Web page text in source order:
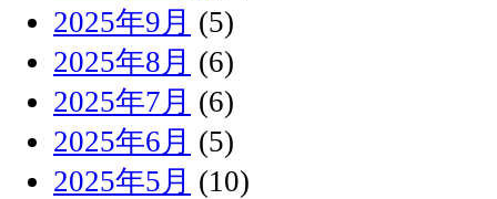
2025年9月 (5)
2025年8月 (6)
2025年7月 (6)
2025年6月 (5)
2025年5月 (10)